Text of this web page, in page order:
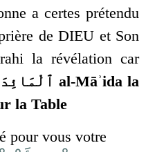
a certes prétendu
de DIEU et Son
la révélation car
la Table
pour vous votre